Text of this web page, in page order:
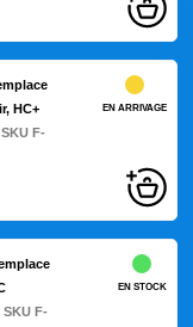
HC+
F-
EN ARRIVAGE
SKU F-
EN STOCK